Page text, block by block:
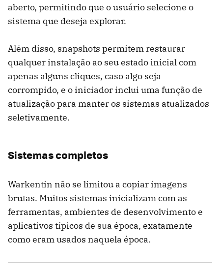
aberto, permitindo que o usuário selecione o
sistema que deseja explorar.
Além disso, snapshots permitem restaurar
qualquer instalação ao seu estado inicial com
apenas alguns cliques, caso algo seja
corrompido, e o iniciador inclui uma função de
atualização para manter os sistemas atualizados
seletivamente.
Sistemas completos
Warkentin não se limitou a copiar imagens
brutas. Muitos sistemas inicializam com as
ferramentas, ambientes de desenvolvimento e
aplicativos típicos de sua época, exatamente
como eram usados ​​naquela época.